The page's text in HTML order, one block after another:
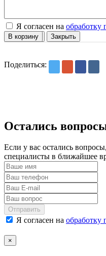
Я согласен на обработку
Отправить Закрыть
В корзину
Поделиться:
Остались
Если у вас остались
специалисты в ближайшее
Отправить
Я согласен на обработку
×